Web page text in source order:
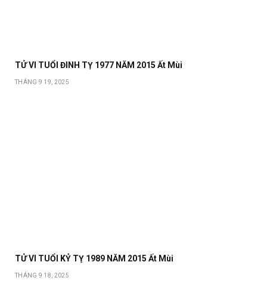
TỬ VI TUỔI ĐINH TỴ 1977 NĂM 2015 Ất Mùi
THÁNG 9 19, 2025
TỬ VI TUỔI KỶ TỴ 1989 NĂM 2015 Ất Mùi
THÁNG 9 18, 2025